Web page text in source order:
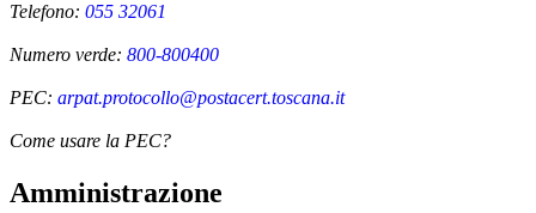
Telefono: 055 32061
Numero verde: 800-800400
PEC: arpat.protocollo@postacert.toscana.it
Come usare la PEC?
Amministrazione